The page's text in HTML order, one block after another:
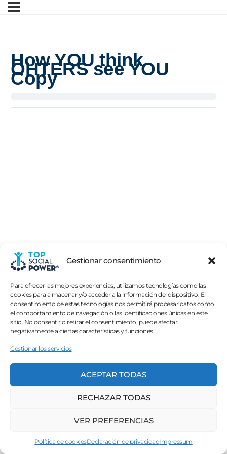
Gestionar consentimiento
Para ofrecer las mejores experiencias, utilizamos tecnologías como las
cookies para almacenar y/o acceder a la información del dispositivo. El
consentimiento de estas tecnologías nos permitirá procesar datos como
el comportamiento de navegación o las identificaciones únicas en este
sitio. No consentir o retirar el consentimiento, puede afectar
negativamente a ciertas características y funciones.
Gestionar los servicios
ACEPTAR TODAS
RECHAZAR TODAS
VER PREFERENCIAS
Política de cookiesDeclaración de privacidadImpressum
How YOU think
OHTERS see YOU
Copy